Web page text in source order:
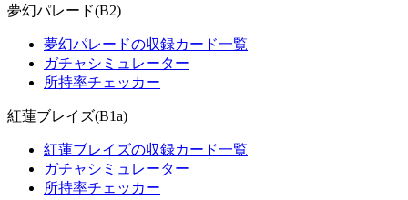
夢幻パレード(B2)
夢幻パレードの収録カード一覧
ガチャシミュレーター
所持率チェッカー
紅蓮ブレイズ(B1a)
紅蓮ブレイズの収録カード一覧
ガチャシミュレーター
所持率チェッカー